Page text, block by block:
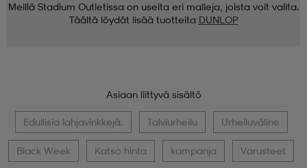
Meillä Stadium Outletissa on useita eri malleja, joista voit valita.
Täältä löydät lisää tuotteita DUNLOP
Asiaan liittyvä sisältö
Edullisia lahjavinkkejä. Talviurheilu Urheiluväline
Black Week Katso hinta kampanja Varusteet